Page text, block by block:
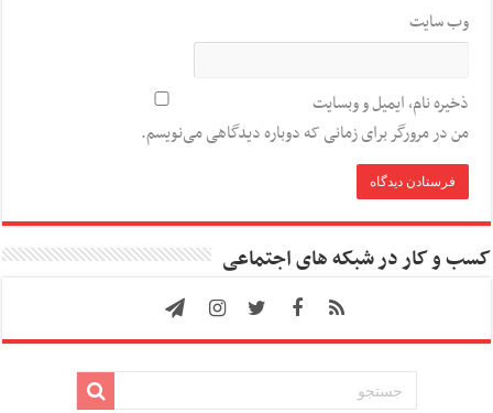
وب‌ سایت
ذخیره نام، ایمیل و وبسایت
من در مرورگر برای زمانی که دوباره دیدگاهی می‌نویسم.
کسب و کار در شبکه های اجتماعی